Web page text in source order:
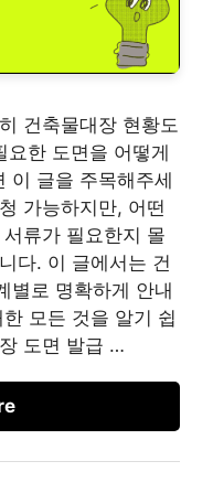
건축물대장 현황도
요한 도면을 어떻게
이 글을 주목해주세
가능하지만, 어떤
류가 필요한지 몰
다. 이 글에서는 건
별로 명확하게 안내
모든 것을 알기 쉽
도면 발급 …